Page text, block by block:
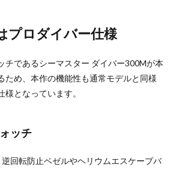
プロダイバー仕様
チであるシーマスター ダイバー300Mが本
ため、本作の機能性も通常モデルと同様
となっています。
ッチ
回転防止ベゼルやヘリウムエスケープバ